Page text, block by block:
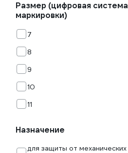
Размер (цифровая система
маркировки)
7
8
9
10
11
Назначение
для защиты от механических